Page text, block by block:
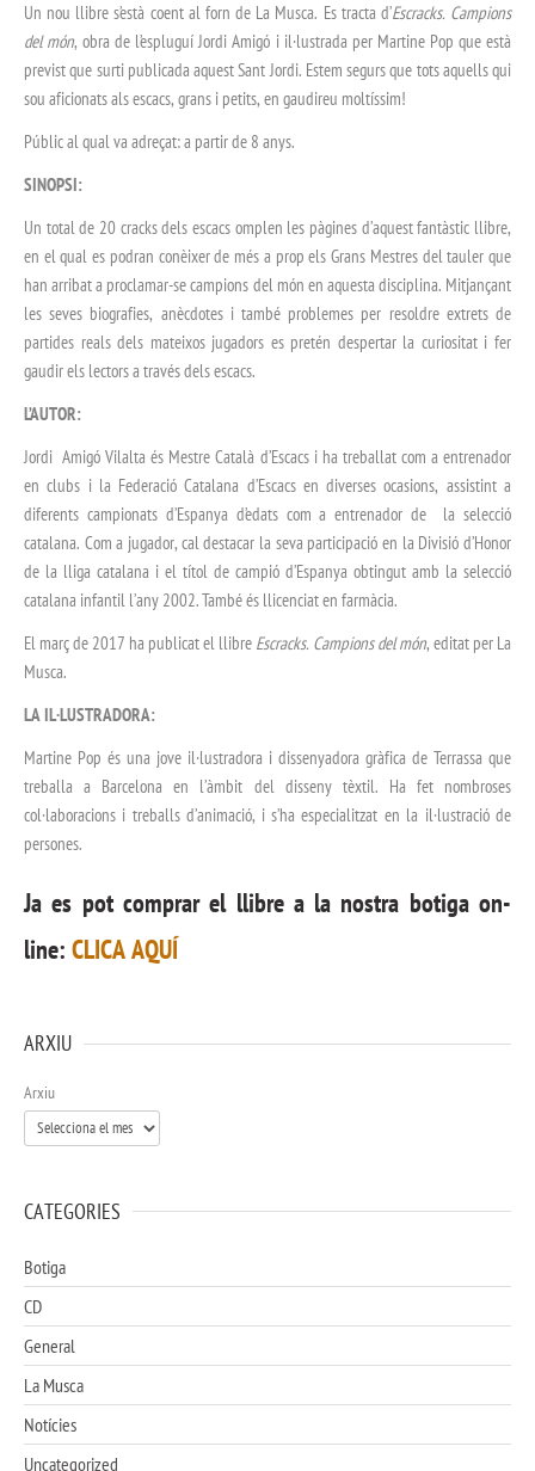
Un nou llibre s’està coent al forn de La Musca. Es tracta d’Escracks. Campions
del món, obra de l’espluguí Jordi Amigó i il·lustrada per Martine Pop que està
previst que surti publicada aquest Sant Jordi. Estem segurs que tots aquells qui
sou aficionats als escacs, grans i petits, en gaudireu moltíssim!
Públic al qual va adreçat: a partir de 8 anys.
SINOPSI:
Un total de 20 cracks dels escacs omplen les pàgines d’aquest fantàstic llibre,
en el qual es podran conèixer de més a prop els Grans Mestres del tauler que
han arribat a proclamar-se campions del món en aquesta disciplina. Mitjançant
les seves biografies, anècdotes i també problemes per resoldre extrets de
partides reals dels mateixos jugadors es pretén despertar la curiositat i fer
gaudir els lectors a través dels escacs.
L’AUTOR:
Jordi Amigó Vilalta és Mestre Català d’Escacs i ha treballat com a entrenador
en clubs i la Federació Catalana d’Escacs en diverses ocasions, assistint a
diferents campionats d’Espanya d’edats com a entrenador de la selecció
catalana. Com a jugador, cal destacar la seva participació en la Divisió d’Honor
de la lliga catalana i el títol de campió d’Espanya obtingut amb la selecció
catalana infantil l’any 2002. També és llicenciat en farmàcia.
El març de 2017 ha publicat el llibre Escracks. Campions del món, editat per La
Musca.
LA IL·LUSTRADORA:
Martine Pop és una jove il·lustradora i dissenyadora gràfica de Terrassa que
treballa a Barcelona en l’àmbit del disseny tèxtil. Ha fet nombroses
col·laboracions i treballs d’animació, i s’ha especialitzat en la il·lustració de
persones.
Ja es pot comprar el llibre a la nostra botiga on-
line: CLICA AQUÍ
ARXIU
Arxiu
CATEGORIES
Botiga
CD
General
La Musca
Notícies
Uncategorized